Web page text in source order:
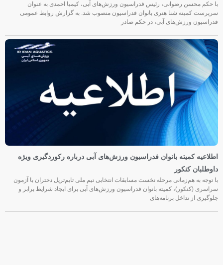
با حکم محسن رضوانی، رئیس فدراسیون ورزش‌های آبی، کیمیا احمدی به عنوان
سرپرست کمیته شنا هنری بانوان فدراسیون منصوب شد. به گزارش روابط عمومی
فدراسیون ورزش‌های آبی، در حکم صادر
اطلاعیه کمیته بانوان فدراسیون ورزش‌های آبی درباره رکوردگیری ویژه
داوطلبان کنکور
با توجه به هم‌زمانی مرحله نخست مسابقات انتخابی تیم ملی تایم‌تریل دختران با آزمون
سراسری (کنکور)، کمیته بانوان فدراسیون ورزش‌های آبی برای ایجاد شرایط برابر و
جلوگیری از تداخل برنامه‌های